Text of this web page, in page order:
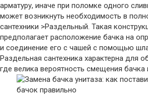
арматуру, иначе при поломке одного
может возникнуть необходимость в
сантехники >Раздельный. Такая
предполагает расположение бачка на
и соединение его с чашей с помощью
Раздельная сантехника характерна для
где велика вероятность смещения бачка